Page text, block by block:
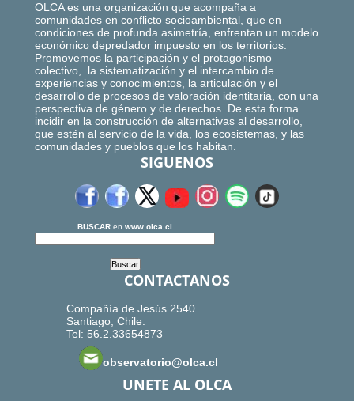
OLCA es una organización que acompaña a
comunidades en conflicto socioambiental, que en
condiciones de profunda asimetría, enfrentan un modelo
económico depredador impuesto en los territorios.
Promovemos la participación y el protagonismo
colectivo, la sistematización y el intercambio de
experiencias y conocimientos, la articulación y el
desarrollo de procesos de valoración identitaria, con una
perspectiva de género y de derechos. De esta forma
incidir en la construcción de alternativas al desarrollo,
que estén al servicio de la vida, los ecosistemas, y las
comunidades y pueblos que los habitan.
SIGUENOS
BUSCAR en www.olca.cl
CONTACTANOS
Compañía de Jesús 2540
Santiago, Chile.
Tel: 56.2.33654873
observatorio@olca.cl
UNETE AL OLCA